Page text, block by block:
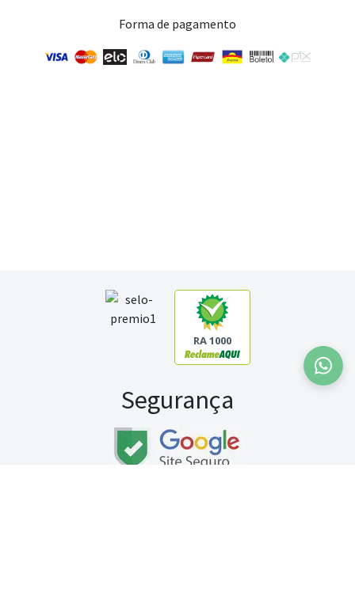
Forma de pagamento
RA 1000
Segurança